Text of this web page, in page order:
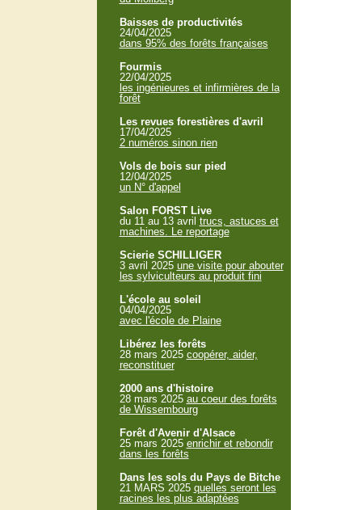
Baisses de productivités
24/04/2025
dans 95% des forêts françaises
Fourmis
22/04/2025
les ingénieures et infirmières de la
forêt
Les revues forestières d'avril
17/04/2025
2 numéros sinon rien
Vols de bois sur pied
12/04/2025
un N° d'appel
Salon FORST Live
du 11 au 13 avril trucs, astuces et
machines. Le reportage
Scierie SCHILLIGER
3 avril 2025 une visite pour abouter
les sylviculteurs au produit fini
L'école au soleil
04/04/2025
avec l'école de Plaine
Libérez les forêts
28 mars 2025 coopérer, aider,
reconstituer
2000 ans d'histoire
28 mars 2025 au coeur des forêts
de Wissembourg
Forêt d'Avenir d'Alsace
25 mars 2025 enrichir et rebondir
dans les forêts
Dans les sols du Pays de Bitche
21 MARS 2025 quelles seront les
racines les plus adaptées